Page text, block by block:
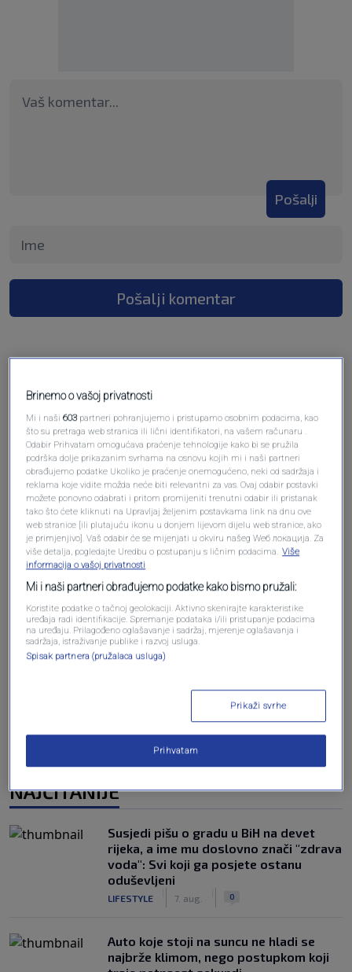
Pošalji
Pošalji komentar
Oglas
Oglas
NAJČITANIJE
Susjedi pišu o gradu u BiH na devet
rijeka, a ime mu doslovno znači "zdrava
voda": Svi koji ga posjete ostanu
oduševljeni
LIFESTYLE 7. aug. 0
Auto koje stoji na suncu ne hladi se
najbrže klimom, nego postupkom koji
Brinemo o vašoj privatnosti
Mi i naši603 partneri pohranjujemo i pristupamo osobnim podacima, kao
što su pretraga web stranica ili lični identifikatori, na vašem računaru .
Odabir Prihvatam omogućava praćenje tehnologije kako bi se pružila
podrška dolje prikazanim svrhama na osnovu kojih mi i naši partneri
obrađujemo podatke Ukoliko je praćenje onemogućeno, neki od sadržaja i
reklama koje vidite možda neće biti relevantni za vas. Ovaj odabir postavki
možete ponovno odabrati i pritom promijeniti trenutni odabir ili pristanak
tako što ćete kliknuti na Upravljaj željenim postavkama link na dnu ove
web stranice [ili plutajuću ikonu u donjem lijevom dijelu web stranice, ako
je primjenjivo]. Vaš odabir će se mijenjati u okviru našeg Wеб локација. Za
više detalja, pogledajte Uredbu o postupanju s ličnim podacima. Više
informacija o vašoj privatnosti
Mi i naši partneri obrađujemo podatke kako bismo pružali:
Koristite podatke o tačnoj geolokaciji. Aktivno skenirajte karakteristike
uređaja radi identifikacije. Spremanje podataka i/ili pristupanje podacima
na uređaju. Prilagođeno oglašavanje i sadržaj, mjerenje oglašavanja i
sadržaja, istraživanje publike i razvoj usluga.
Spisak partnera (pružalaca usluga)
Prikaži svrhe
Prihvatam